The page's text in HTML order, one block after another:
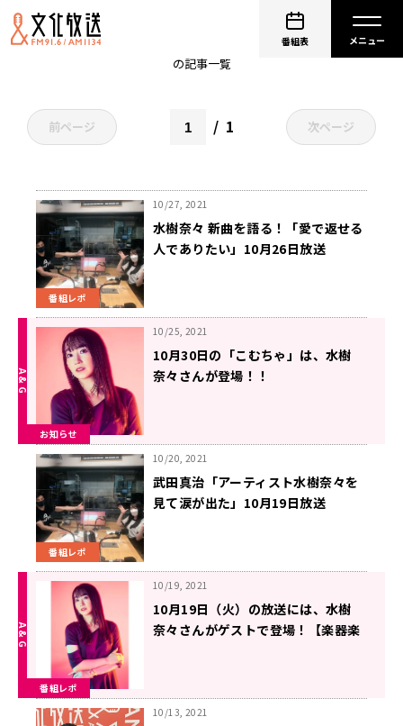
番組表
の記事一覧
前ページ 1 次ページ
番組レポ
10/27, 2021
水樹奈々 新曲を語る！「愛で返せる
人でありたい」10月26日放送
お知らせ
10/25, 2021
10月30日の「こむちゃ」は、水樹
奈々さんが登場！！
番組レポ
10/20, 2021
武田真治「アーティスト水樹奈々を
見て涙が出た」10月19日放送
番組レポ
10/19, 2021
10月19日（火）の放送には、水樹
奈々さんがゲストで登場！【楽器楽
10/13, 2021